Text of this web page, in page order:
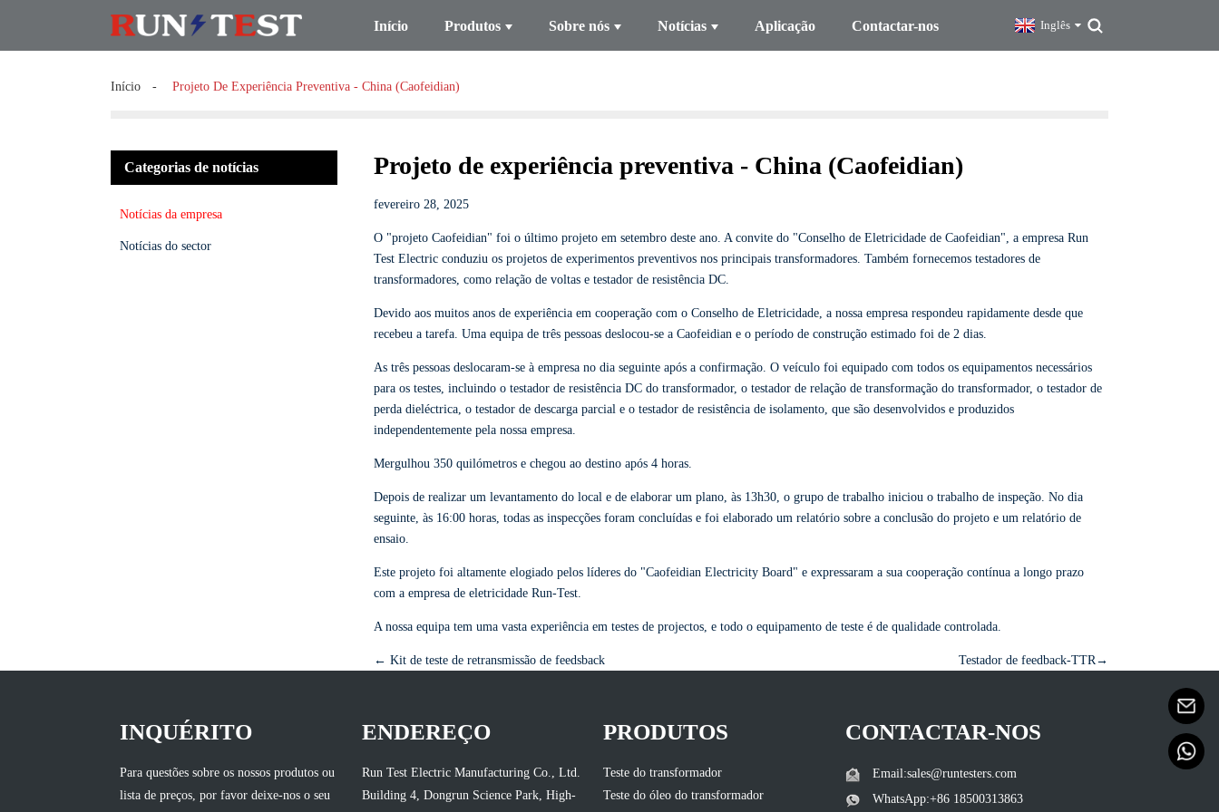
Início Produtos Sobre nós Notícias Aplicação Contactar-nos Inglês
Início Projeto De Experiência Preventiva - China (Caofeidian)
Categorias de notícias
Notícias da empresa
Notícias do sector
Projeto de experiência preventiva - China (Caofeidian)
fevereiro 28, 2025
O "projeto Caofeidian" foi o último projeto em setembro deste ano. A convite do "Conselho de Eletricidade de Caofeidian", a empresa Run
Test Electric conduziu os projetos de experimentos preventivos nos principais transformadores. Também fornecemos testadores de
transformadores, como relação de voltas e testador de resistência DC.
Devido aos muitos anos de experiência em cooperação com o Conselho de Eletricidade, a nossa empresa respondeu rapidamente desde que
recebeu a tarefa. Uma equipa de três pessoas deslocou-se a Caofeidian e o período de construção estimado foi de 2 dias.
As três pessoas deslocaram-se à empresa no dia seguinte após a confirmação. O veículo foi equipado com todos os equipamentos necessários
para os testes, incluindo o testador de resistência DC do transformador, o testador de relação de transformação do transformador, o testador de
perda dieléctrica, o testador de descarga parcial e o testador de resistência de isolamento, que são desenvolvidos e produzidos
independentemente pela nossa empresa.
Mergulhou 350 quilómetros e chegou ao destino após 4 horas.
Depois de realizar um levantamento do local e de elaborar um plano, às 13h30, o grupo de trabalho iniciou o trabalho de inspeção. No dia
seguinte, às 16:00 horas, todas as inspecções foram concluídas e foi elaborado um relatório sobre a conclusão do projeto e um relatório de
ensaio.
Este projeto foi altamente elogiado pelos líderes do "Caofeidian Electricity Board" e expressaram a sua cooperação contínua a longo prazo
com a empresa de eletricidade Run-Test.
A nossa equipa tem uma vasta experiência em testes de projectos, e todo o equipamento de teste é de qualidade controlada.
← Kit de teste de retransmissão de feedsback Testador de feedback-TTR→
INQUÉRITO
Para questões sobre os nossos produtos ou
lista de preços, por favor deixe-nos o seu
ENDEREÇO
Run Test Electric Manufacturing Co., Ltd.
Building 4, Dongrun Science Park, High-
PRODUTOS
Teste do transformador
Teste do óleo do transformador
CONTACTAR-NOS
Email:sales@runtesters.com
WhatsApp:+86 18500313863